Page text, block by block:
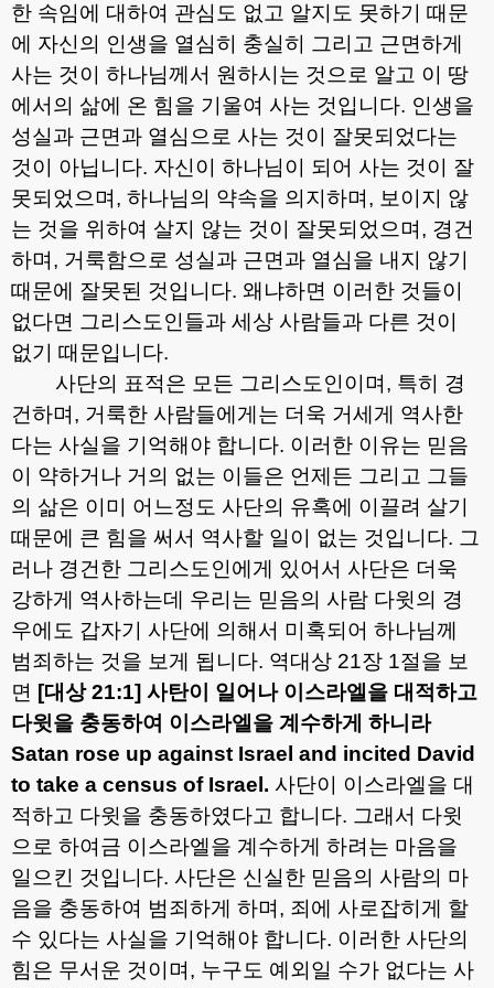
한 속임에 대하여 관심도 없고 알지도 못하기 때문
에 자신의 인생을 열심히 충실히 그리고 근면하게
사는 것이 하나님께서 원하시는 것으로 알고 이 땅
에서의 삶에 온 힘을 기울여 사는 것입니다. 인생을
성실과 근면과 열심으로 사는 것이 잘못되었다는
것이 아닙니다. 자신이 하나님이 되어 사는 것이 잘
못되었으며 , 하나님의 약속을 의지하며 , 보이지 않
는 것을 위하여 살지 않는 것이 잘못되었으며 , 경건
하며 , 거룩함으로 성실과 근면과 열심을 내지 않기
때문에 잘못된 것입니다. 왜냐하면 이러한 것들이
없다면 그리스도인들과 세상 사람들과 다른 것이
없기 때문입니다.
사단의 표적은 모든 그리스도인이며 , 특히 경
건하며 , 거룩한 사람들에게는 더욱 거세게 역사한
다는 사실을 기억해야 합니다. 이러한 이유는 믿음
이 약하거나 거의 없는 이들은 언제든 그리고 그들
의 삶은 이미 어느정도 사단의 유혹에 이끌려 살기
때문에 큰 힘을 써서 역사할 일이 없는 것입니다. 그
러나 경건한 그리스도인에게 있어서 사단은 더욱
강하게 역사하는데 우리는 믿음의 사람 다윗의 경
우에도 갑자기 사단에 의해서 미혹되어 하나님께
범죄하는 것을 보게 됩니다. 역대상 21장 1절을 보
면 [대상21:1] 사탄이 일어나 이스라엘을 대적하고
다윗을 충동하여 이스라엘을 계수하게 하니라
Satan rose up against Israel and incited David
to take a census of Israel. 사단이 이스라엘을 대
적하고 다윗을 충동하였다고 합니다. 그래서 다윗
으로 하여금 이스라엘을 계수하게 하려는 마음을
일으킨 것입니다. 사단은 신실한 믿음의 사람의 마
음을 충동하여 범죄하게 하며 , 죄에 사로잡히게 할
수 있다는 사실을 기억해야 합니다. 이러한 사단의
힘은 무서운 것이며 , 누구도 예외일 수가 없다는 사